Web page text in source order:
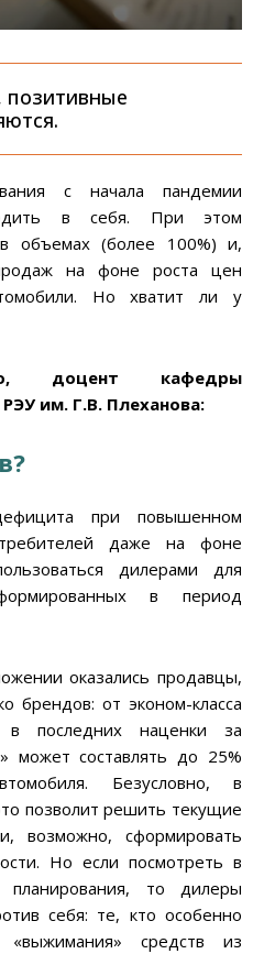
позитивные
с начала пандемии
в себя. При этом
объемах (более 100%) и,
на фоне роста цен
Но хватит ли у
доцент кафедры
им. Г.В. Плеханова:
при повышенном
даже на фоне
дилерами для
в период
оказались продавцы,
брендов: от эконом-класса
последних наценки за
может составлять до 25%
Безусловно, в
позволит решить текущие
возможно, сформировать
Но если посмотреть в
планирования, то дилеры
себя: те, кто особенно
«выжимания» средств из